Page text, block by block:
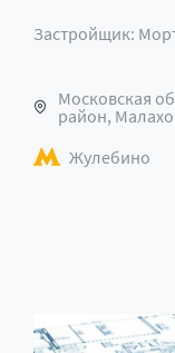
Застройщик:
Московская
район,
Жулебино